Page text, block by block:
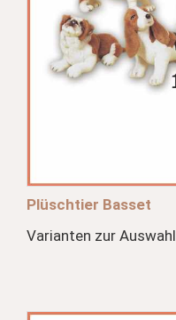
Plüschtier Basset
Varianten zur Auswahl